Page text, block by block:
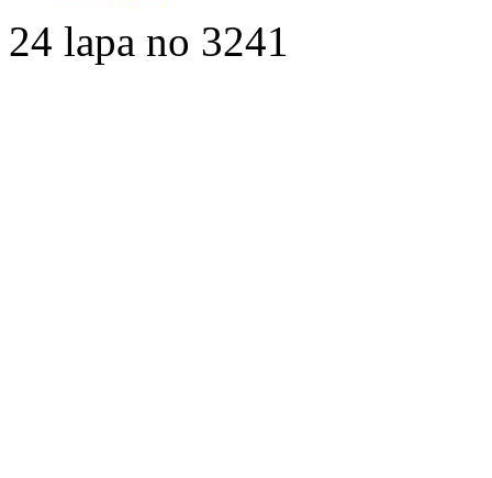
24 lapa no 3241